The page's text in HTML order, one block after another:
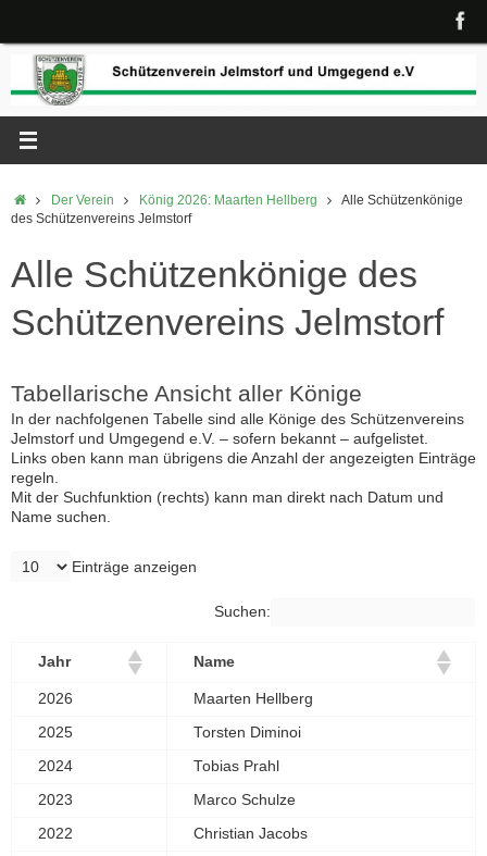
springen
StartDer Verein König 2026: Maarten Hellberg
Alle Schützenkönige
des Schützenvereins Jelmstorf
Alle Schützenkönige des
Schützenvereins Jelmstorf
Tabellarische Ansicht aller Könige
In der nachfolgenen Tabelle sind alle Könige des Schützenvereins
Jelmstorf und Umgegend e.V. – sofern bekannt – aufgelistet.
Links oben kann man übrigens die Anzahl der angezeigten Einträge
regeln.
Mit der Suchfunktion (rechts) kann man direkt nach Datum und
Name suchen.
Einträge anzeigen
Suchen:
Jahr Name
2026 Maarten Hellberg
2025 Torsten Diminoi
2024 Tobias Prahl
2023 Marco Schulze
2022 Christian Jacobs